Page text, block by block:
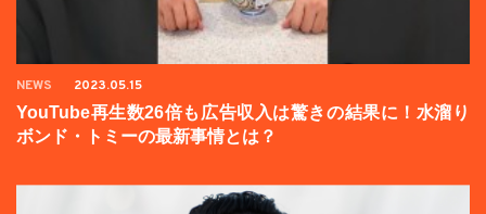
NEWS 2023.05.15
YouTube再生数26倍も広告収入は驚きの結果に！水溜り
ボンド・トミーの最新事情とは？